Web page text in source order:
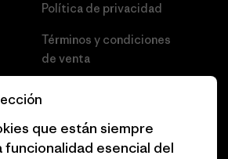
Política de privacidad
Términos y condiciones
de venta
Empleo
Prensa
que están siempre
funcionalidad esencial del